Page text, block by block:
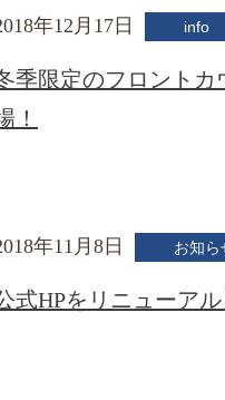
年12月17日 info
季限定のフロントカ
！
年11月8日 お知ら
式HPをリニューアル